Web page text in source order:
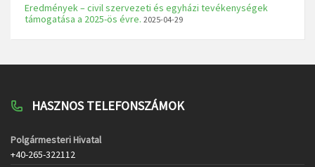
Eredmények – civil szervezeti és egyházi tevékenységek
támogatása a 2025-ös évre. 2025-04-29
HASZNOS TELEFONSZÁMOK
Polgármesteri Hivatal
+40-265-322112